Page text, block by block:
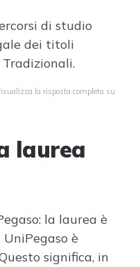
di studio
dei titoli
la risposta completa su
laurea
la laurea è
è
significa, in